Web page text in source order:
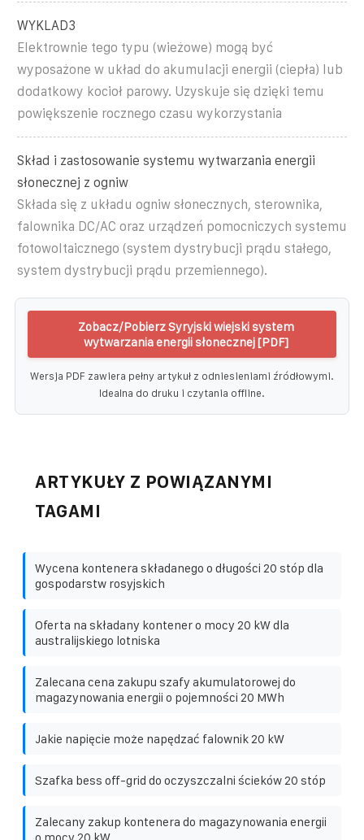
WYKLAD3
Elektrownie tego typu (wieżowe) mogą być
wyposażone w układ do akumulacji energii (ciepła) lub
dodatkowy kocioł parowy. Uzyskuje się dzięki temu
powiększenie rocznego czasu wykorzystania
Skład i zastosowanie systemu wytwarzania energii
słonecznej z ogniw
Składa się z układu ogniw słonecznych, sterownika,
falownika DC/AC oraz urządzeń pomocniczych systemu
fotowoltaicznego (system dystrybucji prądu stałego,
system dystrybucji prądu przemiennego).
Zobacz/Pobierz Syryjski wiejski system
wytwarzania energii słonecznej [PDF]
Wersja PDF zawiera pełny artykuł z odniesieniami źródłowymi.
Idealna do druku i czytania offline.
ARTYKUŁY Z POWIĄZANYMI
TAGAMI
Wycena kontenera składanego o długości 20 stóp dla
gospodarstw rosyjskich
Oferta na składany kontener o mocy 20 kW dla
australijskiego lotniska
Zalecana cena zakupu szafy akumulatorowej do
magazynowania energii o pojemności 20 MWh
Jakie napięcie może napędzać falownik 20 kW
Szafka bess off-grid do oczyszczalni ścieków 20 stóp
Zalecany zakup kontenera do magazynowania energii
o mocy 20 kW